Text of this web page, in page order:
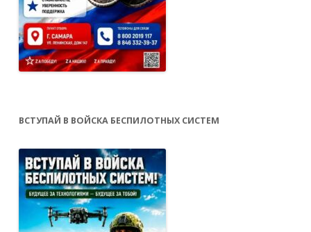
ВСТУПАЙ В ВОЙСКА БЕСПИЛОТНЫХ СИСТЕМ